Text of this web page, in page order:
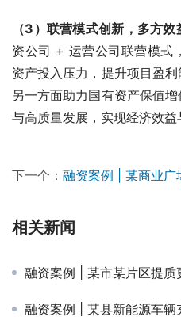
（3 ）联营模式创新，多方效
资公司 + 运营公司联营模
资产投入压力，提升项目盈
另一方面助力国有资产保值
与高质量发展，实现经济效益
下一个： 融资案例 | 某商业广
相关新闻
融资案例 | 某市某片区提质
融资案例 | 某县新能源车辆充电桩